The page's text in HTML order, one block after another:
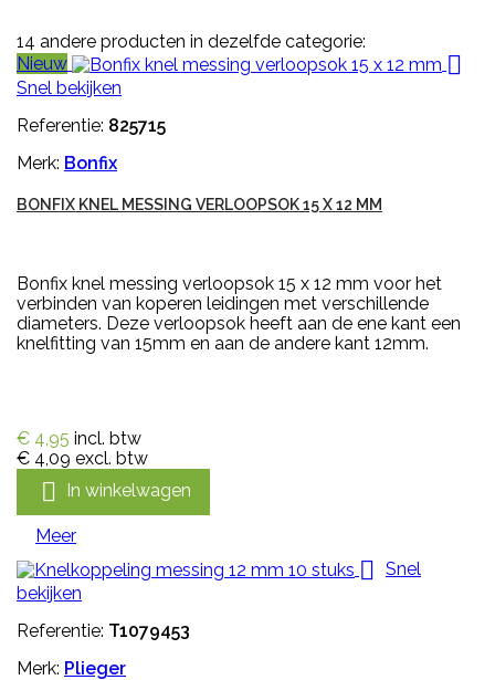
14 andere producten in dezelfde categorie:
Nieuw

Snel bekijken
Referentie: 825715
Merk: Bonfix
BONFIX KNEL MESSING VERLOOPSOK 15 X 12 MM
Bonfix knel messing verloopsok 15 x 12 mm voor het
verbinden van koperen leidingen met verschillende
diameters. Deze verloopsok heeft aan de ene kant een
knelfitting van 15mm en aan de andere kant 12mm.
€ 4,95 incl. btw
€ 4,09 excl. btw
 In winkelwagen
Meer
 Snel
bekijken
Referentie: T1079453
Merk: Plieger